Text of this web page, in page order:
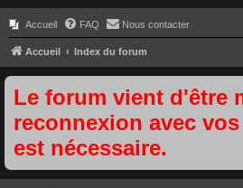
Accueil FAQ Nous contacter
Accueil Index du forum
Le forum vient d'être
reconnexion avec
est nécessaire.